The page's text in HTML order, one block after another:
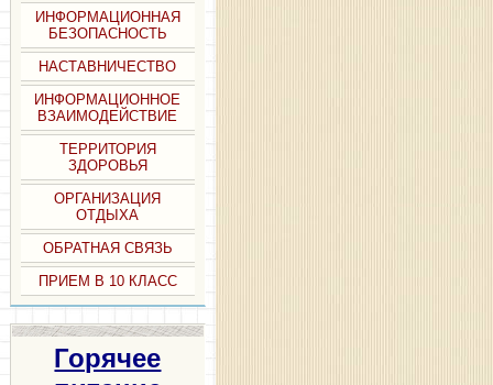
ИНФОРМАЦИОННАЯ
БЕЗОПАСНОСТЬ
НАСТАВНИЧЕСТВО
ИНФОРМАЦИОННОЕ
ВЗАИМОДЕЙСТВИЕ
ТЕРРИТОРИЯ
ЗДОРОВЬЯ
ОРГАНИЗАЦИЯ
ОТДЫХА
ОБРАТНАЯ СВЯЗЬ
ПРИЕМ В 10 КЛАСС
Горячее